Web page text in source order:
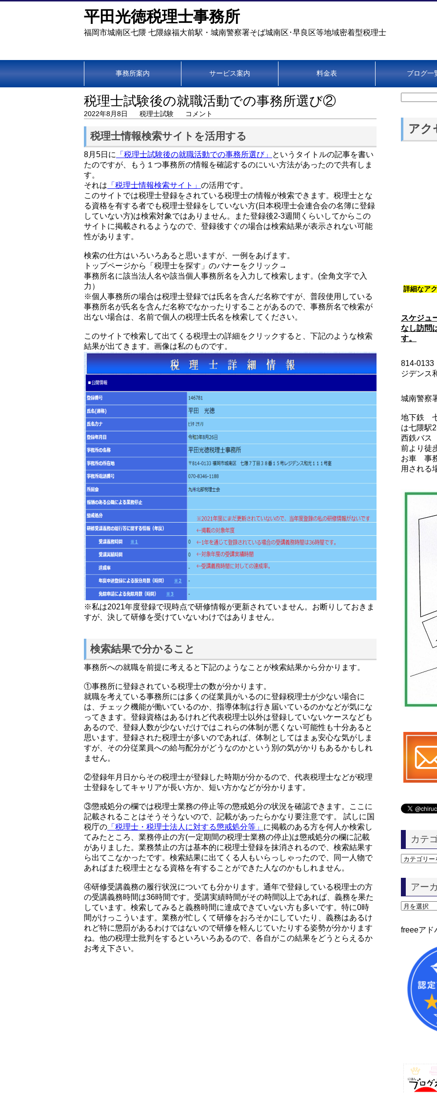
平田光徳税理士事務所
福岡市城南区七隈 七隈線福大前駅・城南警察署そば城南区･早良区等地域密着型税理士
事務所案内 サービス案内 料金表 ブログ一
税理士試験後の就職活動での事務所選び②
2022年8月8日 税理士試験 コメント
税理士情報検索サイトを活用する
8月5日に 「税理士試験後の就職活動での事務所選び」
というタイトルの記事を書い
たのですが、もう１つ事務所の情報を確認するのにいい方法があったので共有しま
す。
それは 「税理士情報検索サイト」 の活用です。
このサイトでは税理士登録をされている税理士の情報が検索できます。税理士とな
る資格を有する者でも税理士登録をしていない方(日本税理士会連合会の名簿に登録
していない方)は検索対象ではありません。また登録後2-3週間くらいしてからこの
サイトに掲載されるようなので、登録後すぐの場合は検索結果が表示されない可能
性があります。
検索の仕方はいろいろあると思いますが、一例をあげます。
トップページから「税理士を探す」のバナーをクリック→
事務所名に該当法人名や該当個人事務所名を入力して検索します。(全角文字で入
力）
※個人事務所の場合は税理士登録では氏名を含んだ名称ですが、普段使用している
事務所名が氏名を含んだ名称でなかったりすることがあるので、事務所名で検索が
出ない場合は、名前で個人の税理士氏名を検索してください。
このサイトで検索して出てくる税理士の詳細をクリックすると、下記のような検索
結果が出てきます。画像は私のものです。
※私は2021年度登録で現時点で研修情報が更新されていません。お断りしておきま
すが、決して研修を受けていないわけではありません。
検索結果で分かること
事務所への就職を前提に考えると下記のようなことが検索結果から分かります。
①事務所に登録されている税理士の数が分かります。
就職を考えている事務所には多くの従業員がいるのに登録税理士が少ない場合に
は、チェック機能が働いているのか、指導体制は行き届いているのかなどが気にな
ってきます。登録資格はあるけれど代表税理士以外は登録していないケースなども
あるので、登録人数が少ないだけではこれらの体制が悪くない可能性も十分あると
思います。登録された税理士が多いのであれば、体制としてはまぁ安心な気がしま
すが、その分従業員への給与配分がどうなのかという別の気がかりもあるかもしれ
ません。
②登録年月日からその税理士が登録した時期が分かるので、代表税理士などが税理
士登録をしてキャリアが長い方か、短い方かなどが分かります。
③懲戒処分の欄では税理士業務の停止等の懲戒処分の状況を確認できます。ここに
記載されることはそうそうないので、記載があったらかなり要注意です。 試しに国
税庁の 「税理士・税理士法人に対する懲戒処分等」 に掲載のある方を何人か検索し
てみたところ、業務停止の方(一定期間の税理士業務の停止)は懲戒処分の欄に記載
がありました。業務禁止の方は基本的に税理士登録を抹消されるので、検索結果す
ら出てこなかったです。検索結果に出てくる人もいらっしゃったので、同一人物で
あればまた税理士となる資格を有することができた人なのかもしれません。
④研修受講義務の履行状況についても分かります。通年で登録している税理士の方
の受講義務時間は36時間です。受講実績時間がその時間以上であれば、義務を果た
しています。検索してみると義務時間に達成できていない方も多いです。特に0時
間がけっこういます。業務が忙しくて研修をおろそかにしていたり、義務はあるけ
れど特に懲罰があるわけではないので研修を軽んじていたりする姿勢が分かります
ね。他の税理士批判をするといろいろあるので、各自がこの結果をどうとらえるか
お考え下さい。
アク
詳細なア
スケジュ
なし訪問
す。
814-
ジデンス
城南警察
地下鉄
は七隈駅
西鉄バス
前より徒
お車 事
用される
カテ
カ
ゴ
ー
アー
ア
カ
freeeアド